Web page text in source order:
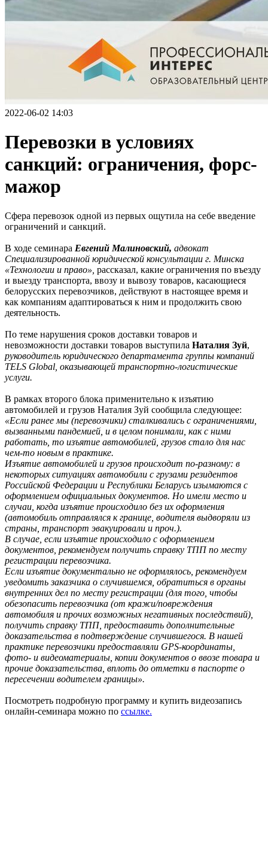
2022-06-02 14:03
Перевозки в условиях
санкций: ограничения, форс-
мажор
Сфера перевозок одной из первых ощутила на себе введение
ограничений и санкций.
В ходе семинара Евгений Малиновский, адвокат
Специализированной юридической консультации г. Минска
«Технологии и право», рассказал, какие ограничения по въезду
и выезду транспорта, ввозу и вывозу товаров, касающиеся
белорусских перевозчиков, действуют в настоящее время и
как компаниям адаптироваться к ним и продолжить свою
деятельность.
По теме нарушения сроков доставки товаров и
невозможности доставки товаров выступила Наталия Зуй,
руководитель юридического департамента группы компаний
TELS Global, оказывающей транспортно-логистические
услуги.
В рамках второго блока применительно к изъятию
автомобилей и грузов Наталия Зуй сообщила следующее:
«Если ранее мы (перевозчики) сталкивались с ограничениями,
вызванными пандемией, и в целом понимали, как с ними
работать, то изъятие автомобилей, грузов стало для нас
чем-то новым в практике.
Изъятие автомобилей и грузов происходит по-разному: в
некоторых ситуациях автомобили с грузами резидентов
Российской Федерации и Республики Беларусь изымаются с
оформлением официальных документов. Но имели место и
случаи, когда изъятие происходило без их оформления
(автомобиль отправлялся к границе, водителя выдворяли из
страны, транспорт эвакуировали и проч.).
В случае, если изъятие происходило с оформлением
документов, рекомендуем получить справку ТПП по месту
регистрации перевозчика.
Если изъятие документально не оформлялось, рекомендуем
уведомить заказчика о случившемся, обратиться в органы
внутренних дел по месту регистрации (для того, чтобы
обезопасить перевозчика (от кражи/повреждения
автомобиля и прочих возможных негативных последствий),
получить справку ТПП, предоставить дополнительные
доказательства в подтверждение случившегося. В нашей
практике перевозчики предоставляли GPS-координаты,
фото- и видеоматериалы, копии документов о ввозе товара и
прочие доказательства, вплоть до отметки в паспорте о
пересечении водителем границы».
Посмотреть подробную программу и купить видеозапись
онлайн-семинара можно по ссылке.